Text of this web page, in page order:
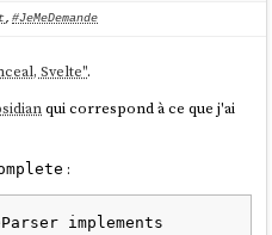
, #JeMeDemande
Svelte".
qui correspond à ce que j'ai
:
implements